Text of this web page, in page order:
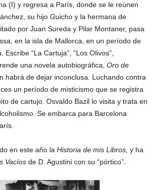
(I) y regresa a París, donde se le reúnen
su hijo Guicho y la hermana de
por Juan Sureda y Pilar Montaner, pasa
en la isla de Mallorca, en un período de
“La Cartuja”, “Los Olivos”,
una novela autobiográfica, Oro de
habrá de dejar inconclusa. Luchando contra
un período de misticismo que se registra
de cartujo. Osvaldo Bazil lo visita y trata en
Se embarca para Barcelona
en este año la Historia de mis Libros, y ha
Vacíos de D. Agustini con su “pórtico”.